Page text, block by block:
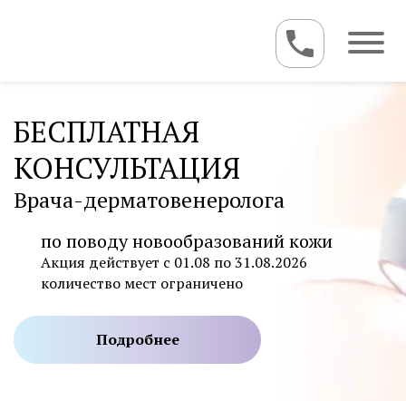
БЕСПЛАТНАЯ
КОНСУЛЬТАЦИЯ
Врача-дерматовенеролога
по поводу новообразований кожи
Акция действует с 01.08 по 31.08.2026
количество мест ограничено
Подробнее